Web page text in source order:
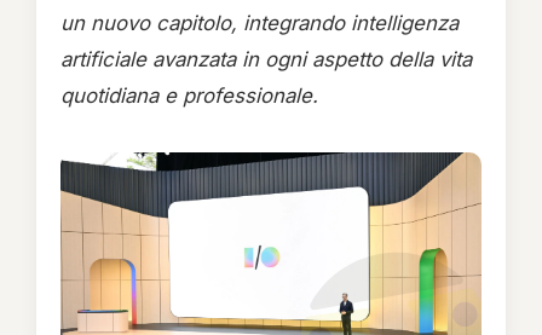
un nuovo capitolo, integrando intelligenza
artificiale avanzata in ogni aspetto della vita
quotidiana e professionale.